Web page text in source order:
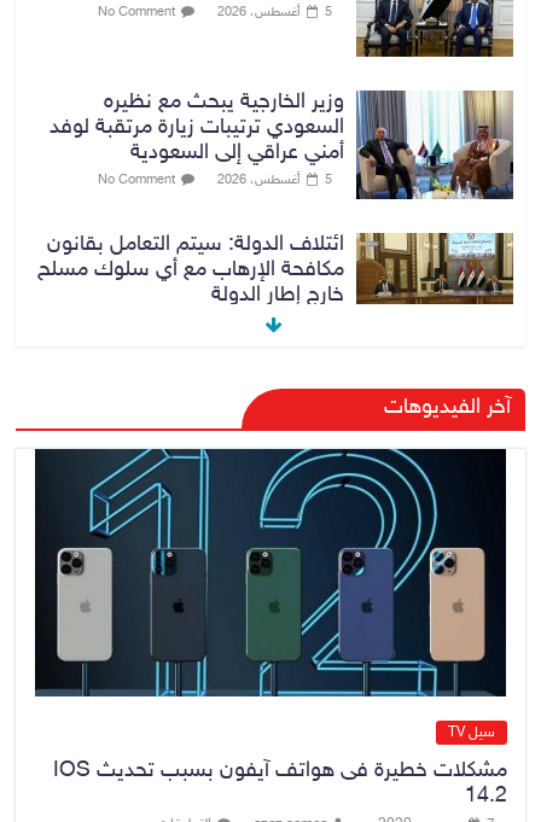
5 أغسطس، 2026 No Comment
وزير الخارجية يبحث مع نظيره
السعودي ترتيبات زيارة مرتقبة لوفد
أمني عراقي إلى السعودية
5 أغسطس، 2026 No Comment
ائتلاف الدولة: سيتم التعامل بقانون
مكافحة الإرهاب مع أي سلوك مسلح
خارج إطار الدولة
زيدان يبحث مع رئيس جهاز مكافحة
الإرهاب التعاون المشترك بما يحقق
سيادة القانون
6 أغسطس، 2026 No Comment
إعادة العمل بنظام المحاولات لطلبة
السادس الإعدادي الراسبين في مادة
واحدة أو مادتين
6 أغسطس، 2026 No Comment
آخر الفيديوهات
سيل TV
مشكلات خطيرة فى هواتف آيفون بسبب تحديث IOS
14.2